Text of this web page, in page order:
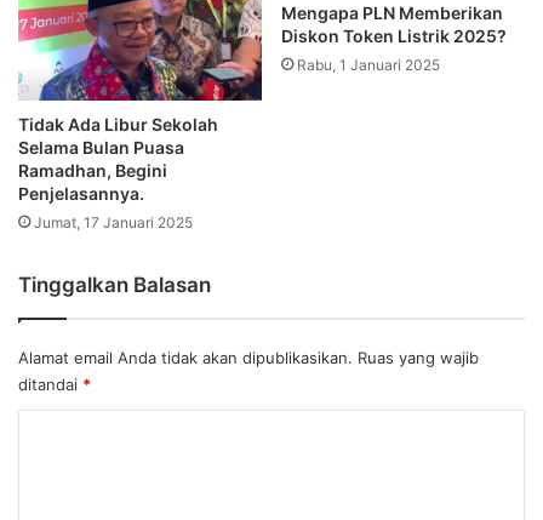
Tidak Ada Libur Sekolah
Selama Bulan Puasa
Ramadhan, Begini
Penjelasannya.
Jumat, 17 Januari 2025
Mengapa PLN Memberikan
Diskon Token Listrik 2025?
Rabu, 1 Januari 2025
Tinggalkan Balasan
Alamat email Anda tidak akan dipublikasikan. Ruas yang wajib
ditandai *